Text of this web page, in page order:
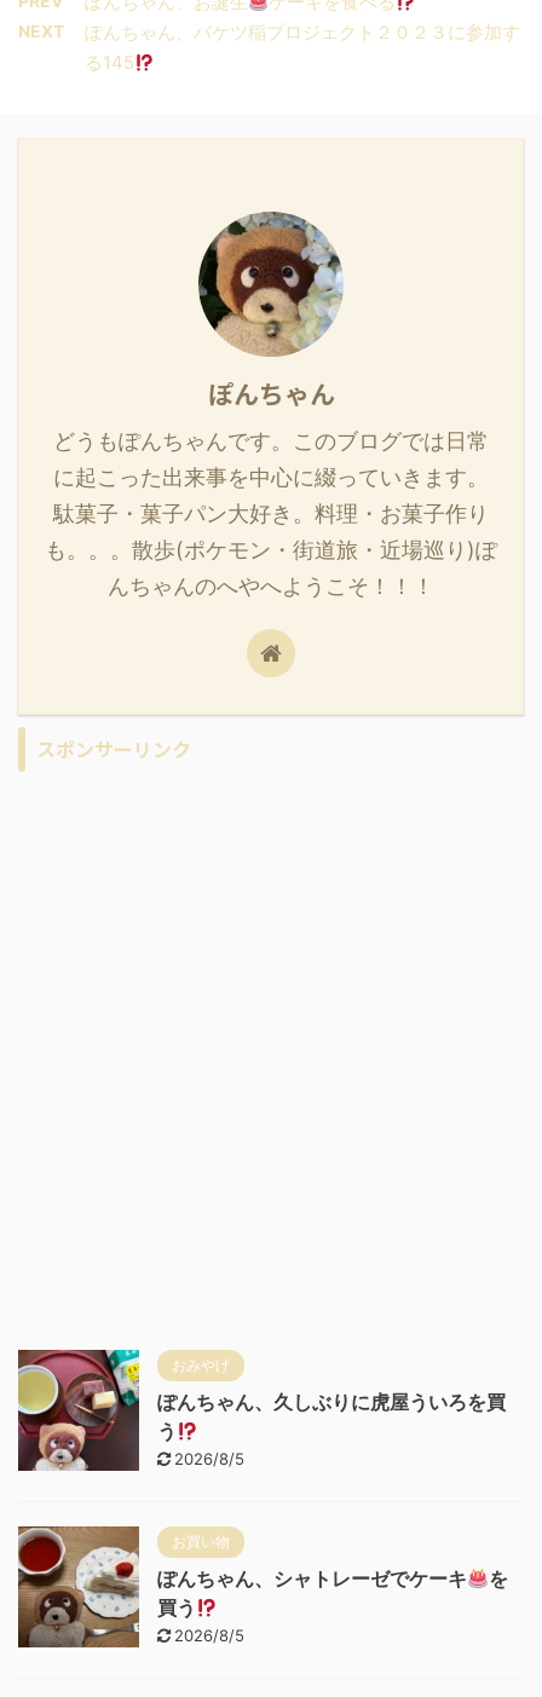
NEXT
ぽんちゃん、バケツ稲プロジェクト２０２３に参加す
る145
ぽんちゃん
どうもぽんちゃんです。このブログでは日常
に起こった出来事を中心に綴っていきます。
駄菓子・菓子パン大好き。料理・お菓子作り
も。。。散歩(ポケモン・街道旅・近場巡り)ぽ
んちゃんのへやへようこそ！！！
スポンサーリンク
おみやげ
ぽんちゃん、久しぶりに虎屋ういろを買
う
2026/8/5
お買い物
ぽんちゃん、シャトレーゼでケーキ
を
買う
2026/8/5